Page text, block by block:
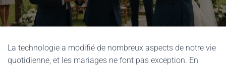
La technologie a modifié de nombreux aspects de notre vie
quotidienne, et les mariages ne font pas exception. En